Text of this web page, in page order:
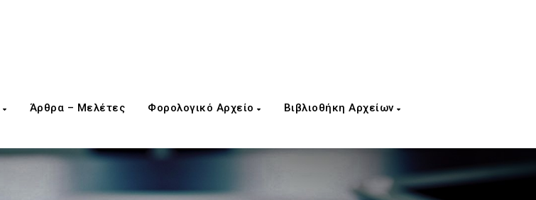
Άρθρα – Μελέτες Φορολογικό Αρχείο Βιβλιοθήκη Αρχείων